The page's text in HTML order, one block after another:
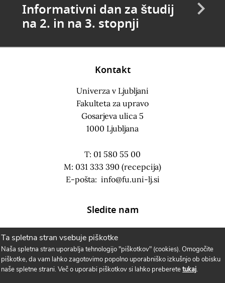
Ta spletna stran vsebuje piškotke
Naša spletna stran uporablja tehnologijo "piškotkov" (cookies). Omogočite
piškotke, da vam lahko zagotovimo popolno uporabniško izkušnjo ob obisku
naše spletne strani. Več o uporabi piškotkov si lahko preberetetukaj.
Informativni dan za študij
na 2. in na 3. stopnji
Kontakt
Univerza v Ljubljani
Fakulteta za upravo
Gosarjeva ulica 5
1000 Ljubljana
T: 01 580 55 00
M: 031 333 390 (recepcija)
E-pošta: info@fu.uni-lj.si
Sledite nam